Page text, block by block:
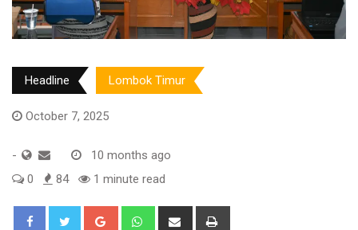
Headline Lombok Timur
October 7, 2025
-
10 months ago
0
84 1 minute read
Google+ WhatsappShare